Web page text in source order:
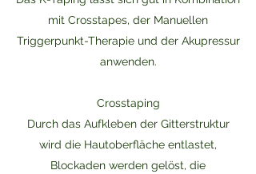
mit Crosstapes, der Manuellen
Triggerpunkt-Therapie und der Akupressur
anwenden.
Crosstaping
Durch das Aufkleben der Gitterstruktur
wird die Hautoberfläche entlastet,
Blockaden werden gelöst, die